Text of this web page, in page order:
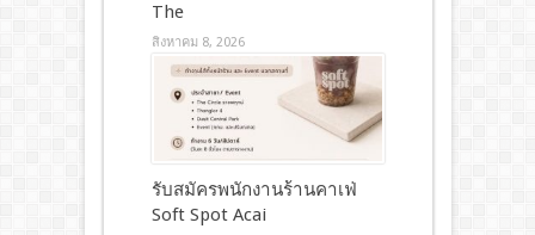
The
สิงหาคม 8, 2026
รับสมัครพนักงานร้านคาเฟ่
Soft Spot Acai